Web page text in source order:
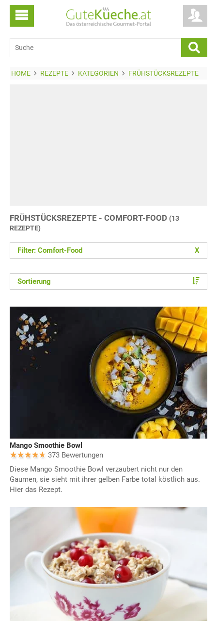
HOME REZEPTE KATEGORIEN FRÜHSTÜCKSREZEPTE
FRÜHSTÜCKSREZEPTE - COMFORT-FOOD (13
REZEPTE)
Filter: Comfort-Food X
Sortierung
Mango Smoothie Bowl
373 Bewertungen
Diese Mango Smoothie Bowl verzaubert nicht nur den
Gaumen, sie sieht mit ihrer gelben Farbe total köstlich aus.
Hier das Rezept.